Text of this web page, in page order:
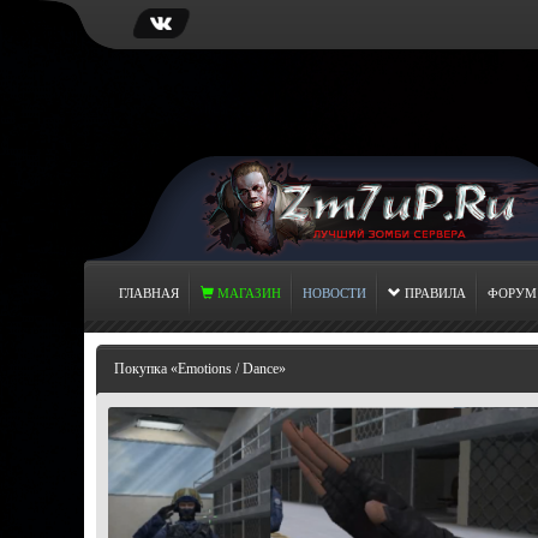
ГЛАВНАЯ МАГАЗИН НОВОСТИ ПРАВИЛА ФОРУМ
Покупка «Emotions / Dance»